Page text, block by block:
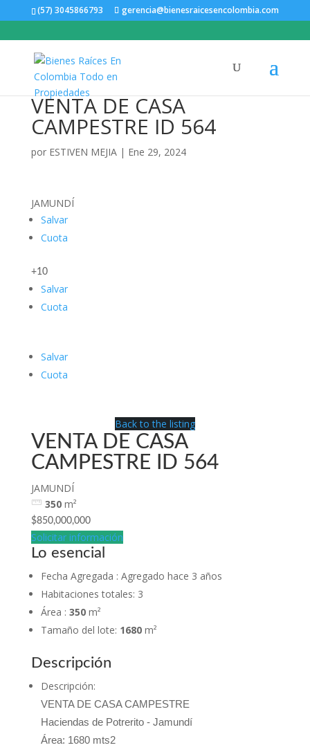
(57) 3045866793 gerencia@bienesraicesencolombia.com
VENTA DE CASA
CAMPESTRE ID 564
por ESTIVEN MEJIA| Ene 29, 2024
JAMUNDÍ
Salvar
Cuota
+10
Salvar
Cuota
Salvar
Cuota
Back to the listing
VENTA DE CASA
CAMPESTRE ID 564
JAMUNDÍ
350 m²
$850,000,000
Solicitar información
Lo esencial
Fecha Agregada : Agregado hace 3 años
Habitaciones totales: 3
Área : 350 m²
Tamaño del lote: 1680 m²
Descripción
Descripción:
VENTA DE CASA CAMPESTRE
Haciendas de Potrerito - Jamundí
Área: 1680 mts2